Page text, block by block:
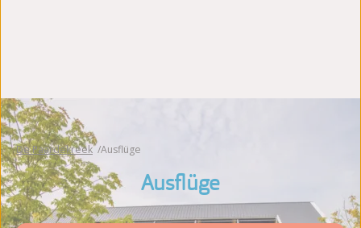
De Paardekreek Ausflüge
Ausflüge